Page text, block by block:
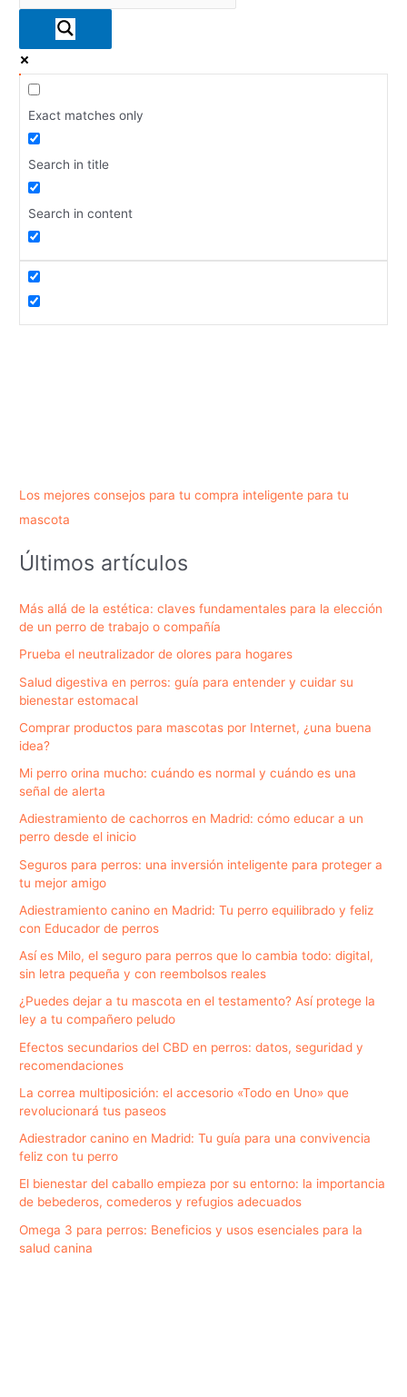
Exact matches only
Search in title
Search in content
Los mejores consejos para tu compra inteligente para tu
mascota
Últimos artículos
Más allá de la estética: claves fundamentales para la elección
de un perro de trabajo o compañía
Prueba el neutralizador de olores para hogares
Salud digestiva en perros: guía para entender y cuidar su
bienestar estomacal
Comprar productos para mascotas por Internet, ¿una buena
idea?
Mi perro orina mucho: cuándo es normal y cuándo es una
señal de alerta
Adiestramiento de cachorros en Madrid: cómo educar a un
perro desde el inicio
Seguros para perros: una inversión inteligente para proteger a
tu mejor amigo
Adiestramiento canino en Madrid: Tu perro equilibrado y feliz
con Educador de perros
Así es Milo, el seguro para perros que lo cambia todo: digital,
sin letra pequeña y con reembolsos reales
¿Puedes dejar a tu mascota en el testamento? Así protege la
ley a tu compañero peludo
Efectos secundarios del CBD en perros: datos, seguridad y
recomendaciones
La correa multiposición: el accesorio «Todo en Uno» que
revolucionará tus paseos
Adiestrador canino en Madrid: Tu guía para una convivencia
feliz con tu perro
El bienestar del caballo empieza por su entorno: la importancia
de bebederos, comederos y refugios adecuados
Omega 3 para perros: Beneficios y usos esenciales para la
salud canina